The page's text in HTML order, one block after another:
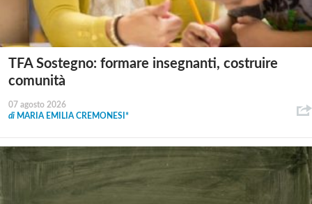
TFA Sostegno: formare insegnanti, costruire
comunità
07 agosto 2026
di MARIA EMILIA CREMONESI*